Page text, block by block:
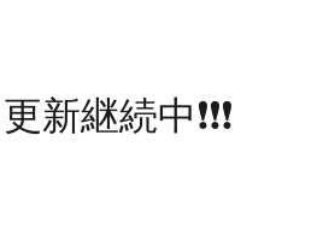
新継続中❗️❗️❗️